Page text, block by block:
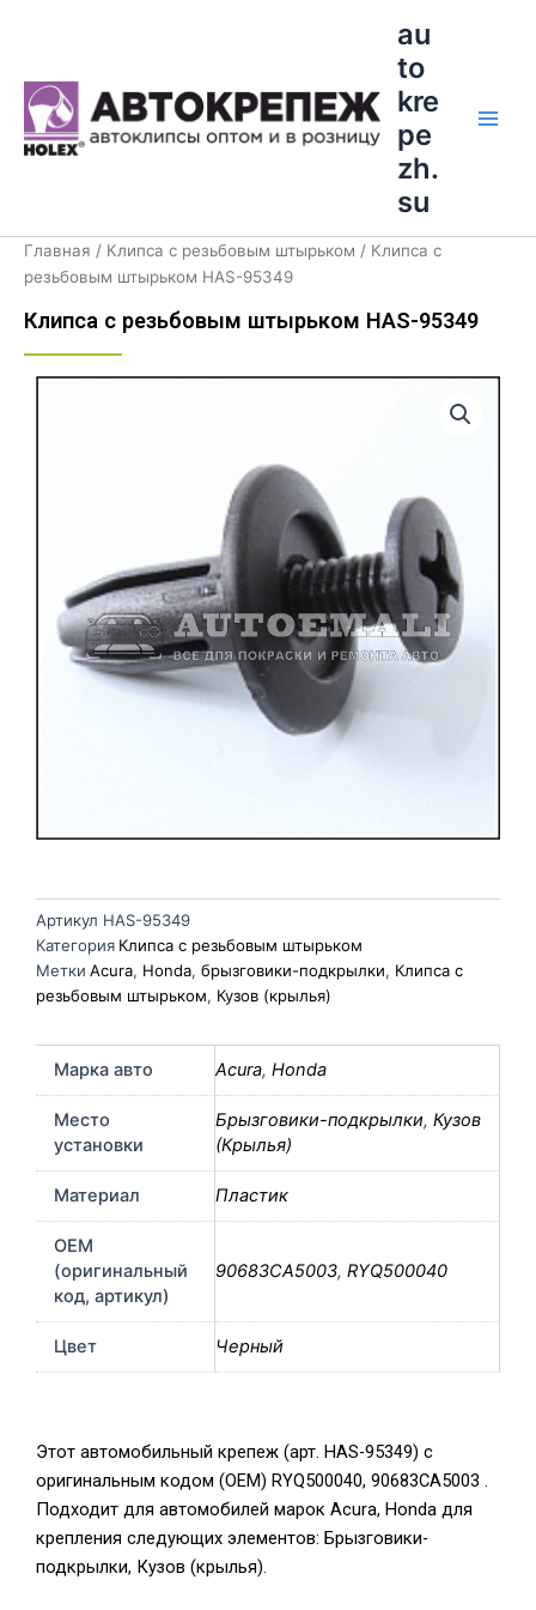
au
to
kre
pe
zh.
su
Главная / Клипса с резьбовым штырьком / Клипса с
резьбовым штырьком HAS-95349
Клипса с резьбовым штырьком HAS-95349
Артикул HAS-95349
Категория Клипса с резьбовым штырьком
Метки Acura, Honda, брызговики-подкрылки, Клипса с
резьбовым штырьком, Кузов (крылья)
Марка авто Acura, Honda
Место
установки
Брызговики-подкрылки, Кузов
(Крылья)
Материал Пластик
OEM
(оригинальный
код, артикул)
90683CA5003, RYQ500040
Цвет Черный
Этот автомобильный крепеж (арт. HAS-95349) с
оригинальным кодом (OEM) RYQ500040, 90683CA5003 .
Подходит для автомобилей марок Acura, Honda для
крепления следующих элементов: Брызговики-
подкрылки, Кузов (крылья).